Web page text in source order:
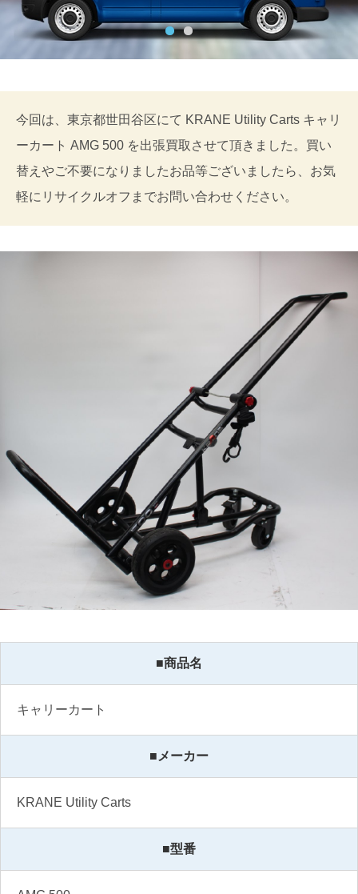
今回は、東京都世田谷区にて KRANE Utility Carts キャリ
ーカート AMG 500 を出張買取させて頂きました。買い
替えやご不要になりましたお品等ございましたら、お気
軽にリサイクルオフまでお問い合わせください。
■商品名
キャリーカート
■メーカー
KRANE Utility Carts
■型番